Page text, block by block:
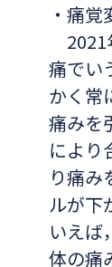
・痛
2021
痛でい
かく常
痛みを
により
り痛み
ルが下
いえば
体の痛